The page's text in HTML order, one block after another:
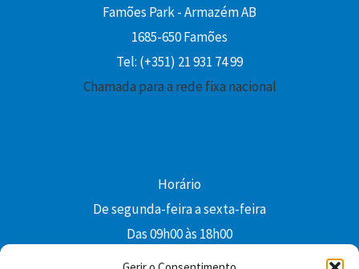
Famões Park - Armazém AB
1685-650 Famões
Tel: (+351) 21 931 74 99
Chamada para a rede fixa nacional
Horário
De segunda-feira a sexta-feira
Das 09h00 às 18h00
colibri@edi-colibri.pt